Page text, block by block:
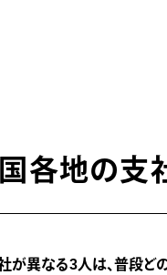
各地の支
異なる3人は、普段どの